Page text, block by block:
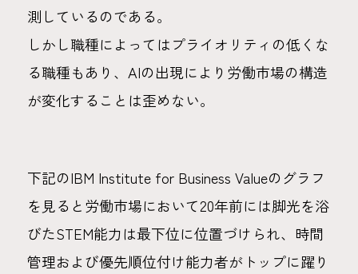
測しているのである。
しかし職種によってはプライオリティの低くな
る職種もあり、AIの出現により労働市場の構造
が変化することは歪めない。
下記のIBM Institute for Business Valueのグラフ
を見ると労働市場において20年前には脚光を浴
びたSTEM能力は最下位に位置づけられ、時間
管理および優先順位付け能力者がトップに躍り